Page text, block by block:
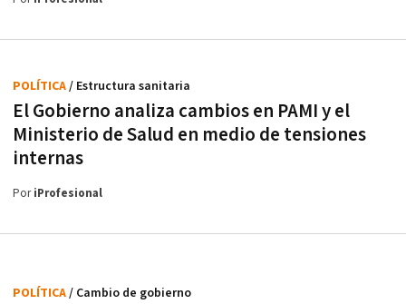
El Gobierno analiza cambios en PAMI y el
Ministerio de Salud en medio de tensiones
internas
POLÍTICA/ Estructura sanitaria
PoriProfesional
POLÍTICA/ Cambio de gobierno